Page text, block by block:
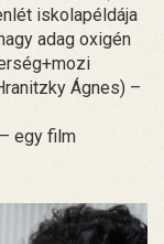
iskolapéldája
adag oxigén
Ágnes) –
egy film